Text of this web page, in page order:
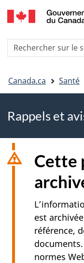
Vous
êtes
ici
Canada.ca Santé
Rappels et
Cette
est
référence,
normes